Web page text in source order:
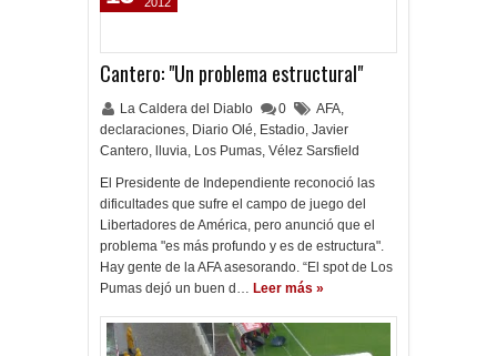
Cantero: "Un problema estructural"
La Caldera del Diablo 0 AFA,
declaraciones, Diario Olé, Estadio, Javier
Cantero, lluvia, Los Pumas, Vélez Sarsfield
El Presidente de Independiente reconoció las
dificultades que sufre el campo de juego del
Libertadores de América, pero anunció que el
problema "es más profundo y es de estructura".
Hay gente de la AFA asesorando. “El spot de Los
Pumas dejó un buen d… Leer más »